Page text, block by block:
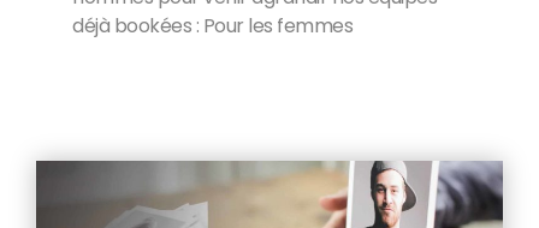
déjà bookées : Pour les femmes